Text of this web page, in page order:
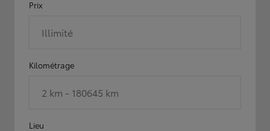
Prix
Illimité
Kilométrage
2 km - 180645 km
Lieu